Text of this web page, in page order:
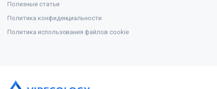
Полезные статьи
Политика конфиденциальности
Политика использования файлов cookie